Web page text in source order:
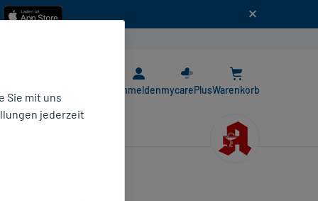
AnmeldenmycarePlusWarenkorb
Sie mit uns
jederzeit